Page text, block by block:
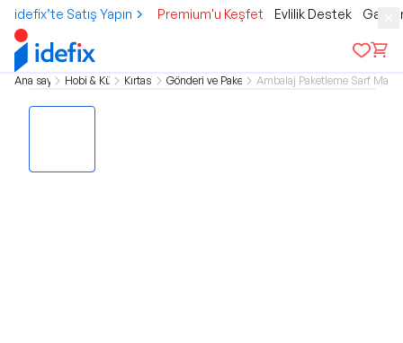
idefix’te Satış Yapın Premium'u Keşfet Evlilik Destek
Ana sayfa Hobi & KültürKırtasiye Gönderi ve PaketlemeAmbalaj Paketleme Sarf